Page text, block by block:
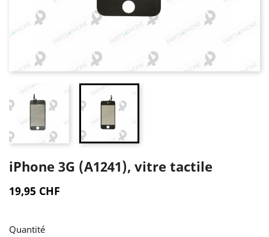
iPhone 3G (A1241), vitre tactile
19,95 CHF
Quantité